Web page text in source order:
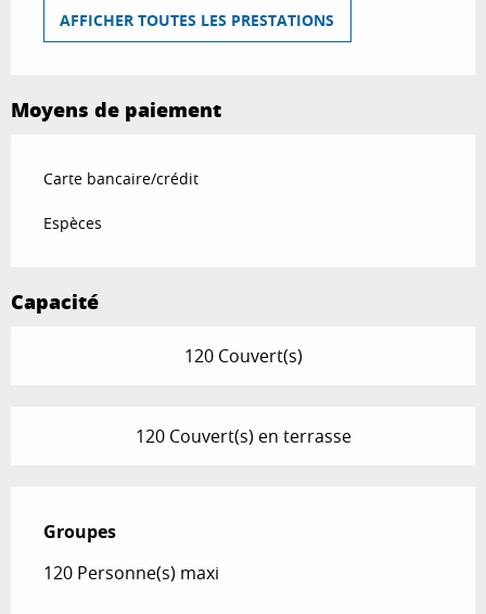
AFFICHER TOUTES LES PRESTATIONS
Moyens de paiement
Carte bancaire/crédit
Espèces
Capacité
120 Couvert(s)
120 Couvert(s) en terrasse
Groupes
Groupes
120 Personne(s) maxi